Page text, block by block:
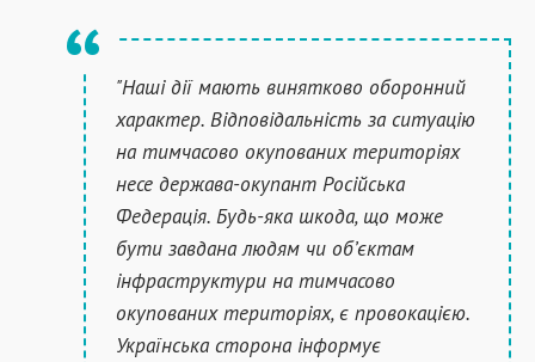
"Наші дії мають винятково оборонний
характер. Відповідальність за ситуацію
на тимчасово окупованих територіях
несе держава-окупант Російська
Федерація. Будь-яка шкода, що може
бути завдана людям чи об’єктам
інфраструктури на тимчасово
окупованих територіях, є провокацією.
Українська сторона інформує